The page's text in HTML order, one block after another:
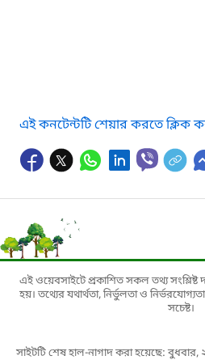
এই কনটেন্টটি শেয়ার করতে ক্লিক
এই ওয়েবসাইটে প্রকাশিত সকল তথ্য সংশ্লিষ্ট
হয়। তথ্যের যথার্থতা, নির্ভুলতা ও
সচেষ্ট।
সাইটটি শেষ হাল-নাগাদ করা হয়েছে: